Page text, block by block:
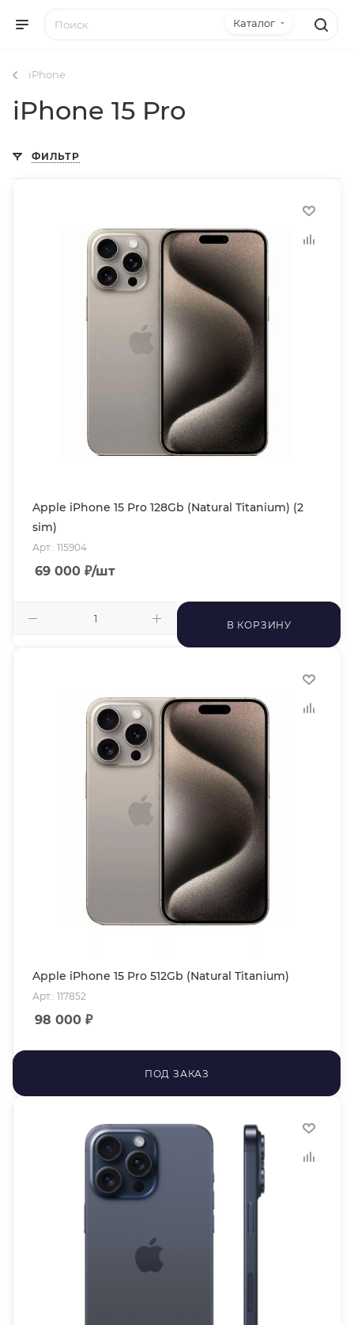
Каталог
iPhone
iPhone 15 Pro
ФИЛЬТР
Apple iPhone 15 Pro 128Gb (Natural Titanium) (2
sim)
Арт.: 115904
69 000 ₽/шт
В КОРЗИНУ
Apple iPhone 15 Pro 512Gb (Natural Titanium)
Арт.: 117852
98 000 ₽
ПОД ЗАКАЗ